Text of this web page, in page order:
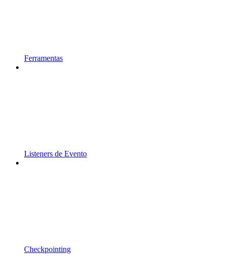
Ferramentas
Listeners de Evento
Checkpointing